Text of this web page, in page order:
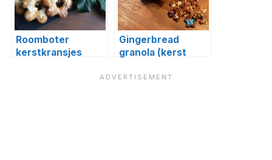
Roomboter
kerstkransjes
Gingerbread
granola (kerst